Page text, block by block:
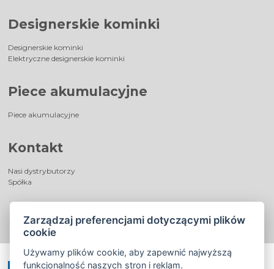
Designerskie kominki
Designerskie kominki
Elektryczne designerskie kominki
Piece akumulacyjne
Piece akumulacyjne
Kontakt
Nasi dystrybutorzy
Spółka
Zarządzaj preferencjami dotyczącymi plików
cookie
Używamy plików cookie, aby zapewnić najwyższą
funkcjonalność naszych stron i reklam.